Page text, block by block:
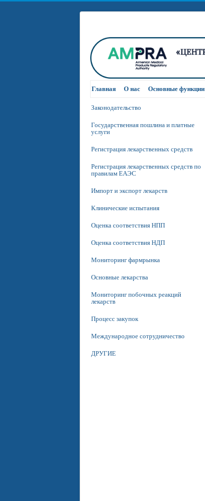
Главная О нас Основные функции
Законодательство
Государственная пошлина и платные
услуги
Регистрация лекарственных средств
Регистрация лекарственных средств по
правилам ЕАЭС
Импорт и экспорт лекарств
Клинические испытания
Оценка соответствия НПП
Оценка соответствия НДП
Мониторинг фармрынка
Основные лекарства
Мониторинг побочных реакций
лекарств
Процесс закупок
Международное сотрудничество
ДРУГИЕ